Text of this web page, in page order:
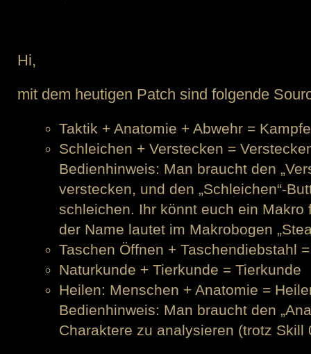
Hi,
mit dem heutigen Patch sind folgende
Taktik + Anatomie + Abwehr =
Schleichen + Verstecken =
Bedienhinweis: Man braucht den
verstecken, und den „Schleichen“-
schleichen. Ihr könnt euch ein Makro
der Name lautet im Makrobogen
Taschen Öffnen + Taschendiebstahl
Naturkunde + Tierkunde = Tierkunde
Heilen: Menschen + Anatomie =
Bedienhinweis: Man braucht den
Charaktere zu analysieren (trotz Skill